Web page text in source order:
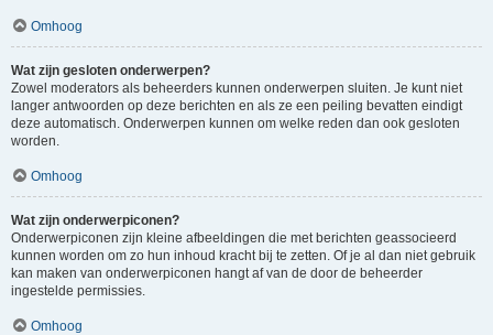
Omhoog
Wat zijn gesloten onderwerpen?
Zowel moderators als beheerders kunnen onderwerpen sluiten. Je kunt niet
langer antwoorden op deze berichten en als ze een peiling bevatten eindigt
deze automatisch. Onderwerpen kunnen om welke reden dan ook gesloten
worden.
Omhoog
Wat zijn onderwerpiconen?
Onderwerpiconen zijn kleine afbeeldingen die met berichten geassocieerd
kunnen worden om zo hun inhoud kracht bij te zetten. Of je al dan niet gebruik
kan maken van onderwerpiconen hangt af van de door de beheerder
ingestelde permissies.
Omhoog